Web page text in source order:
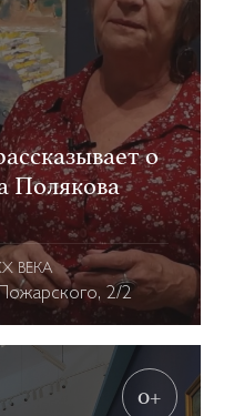
о
Полякова
ВЕКА
2/2
0+